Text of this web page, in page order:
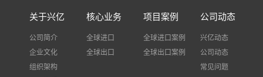
个税金是客户需自觉承担
进口税费，我司只是垫付.
自己去查件出现问题很多
事，而我司不需要客户自
关于兴亿
公司简介
企业文化
组织架构
核心业务
全球进口
全球出口
项目案例
全球进口案例
全球出口案例
公司动态
兴亿动态
公司动态
常见问题